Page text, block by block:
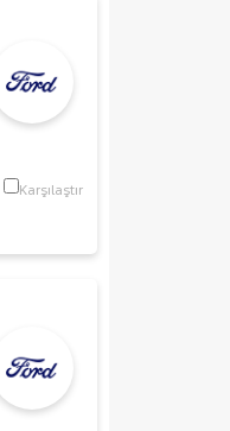
Karşılaştır